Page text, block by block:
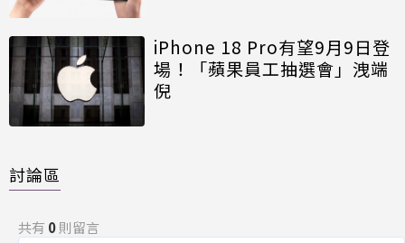
iPhone 18 Pro有望9月9日登
場！「蘋果員工抽選會」洩端
倪
討論區
共有 0則留言